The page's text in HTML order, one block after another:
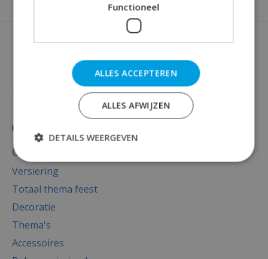
Categorieën
Versiering
Totaal thema feest
Decoratie
Thema's
Accessoires
Functioneel
ALLES ACCEPTEREN
ALLES AFWIJZEN
DETAILS WEERGEVEN